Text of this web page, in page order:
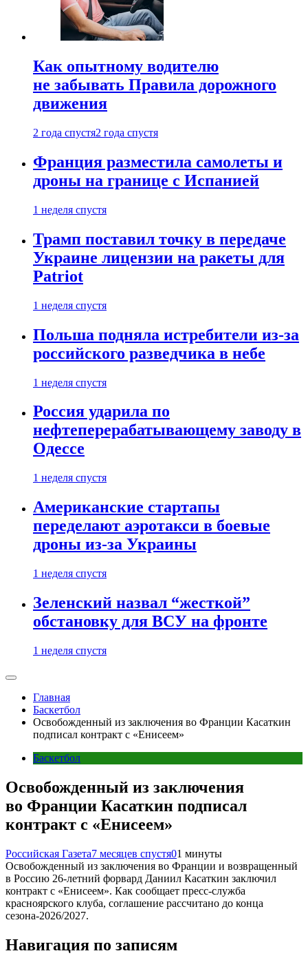
Как опытному водителю
не забывать Правила дорожного
движения
2 года спустя2 года спустя
Франция разместила самолеты и
дроны на границе с Испанией
1 неделя спустя
Трамп поставил точку в передаче
Украине лицензии на ракеты для
Patriot
1 неделя спустя
Польша подняла истребители из-за
российского разведчика в небе
1 неделя спустя
Россия ударила по
нефтеперерабатывающему заводу в
Одессе
1 неделя спустя
Американские стартапы
переделают аэротакси в боевые
дроны из-за Украины
1 неделя спустя
Зеленский назвал “жесткой”
обстановку для ВСУ на фронте
1 неделя спустя
Главная
Баскетбол
Освобожденный из заключения во Франции Касаткин
подписал контракт с «Енисеем»
Баскетбол
Освобожденный из заключения
во Франции Касаткин подписал
контракт с «Енисеем»
Российская Газета7 месяцев спустя01 минуты
Освобожденный из заключения во Франции и возвращенный
в Россию 26-летний форвард Даниил Касаткин заключил
контракт с «Енисеем». Как сообщает пресс-служба
красноярского клуба, соглашение рассчитано до конца
сезона-2026/2027.
Навигация по записям